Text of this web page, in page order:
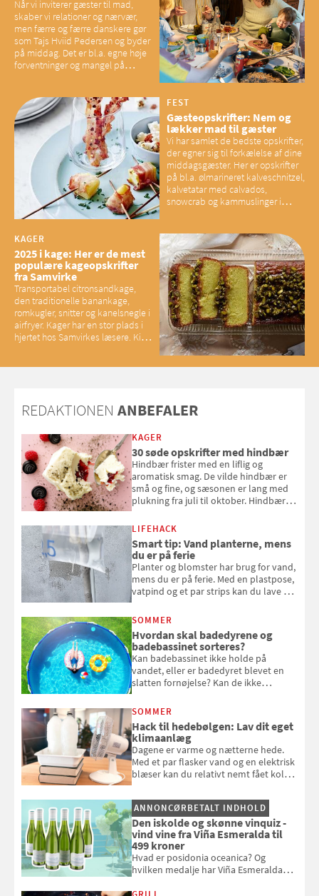
Når vi inviterer gæster til mad,
skaber vi relationer og nærvær,
men færre og færre danskere gør
som Tajs Hviid Pedersen og byder
på middag. Det er bl.a. egne høje
forventninger og mangel på
have konsekvenser for vores
sociale fællesskaber
FEST
Gæsteopskrifter: Nem og
lækker mad til gæster
Vi har samlet de bedste opskrifter,
der egner sig til forkælelse af dine
middagsgæster. Her er opskrifter
på bl.a. ølmarineret kalveschnitzel,
kalvetatar med calvados,
snowcrab og kammuslinger i
KAGER
2025 i kage: Her er de mest
populære kageopskrifter
fra Samvirke
Transportabel citronsandkage,
den traditionelle banankage,
romkugler, snitter og kanelsnegle i
airfryer. Kager har en stor plads i
hjertet hos Samvirkes læsere. Kig
REDAKTIONEN ANBEFALER
KAGER
30 søde opskrifter med hindbær
Hindbær frister med en liflig og
aromatisk smag. De vilde hindbær er
små og fine, og sæsonen er lang med
plukning fra juli til oktober. Hindbær
kan bruge dine hindbær i alt fra
bagværk og salater til is og syltning.
LIFEHACK
Smart tip: Vand planterne, mens
du er på ferie
Planter og blomster har brug for vand,
mens du er på ferie. Med en plastpose,
vatpind og et par strips kan du lave dit
at bede naboen om at vande eller
komme hjem til døde planter
SOMMER
Hvordan skal badedyrene og
badebassinet sorteres?
Kan badebassinet ikke holde på
vandet, eller er badedyret blevet en
slatten fornøjelse? Kan de ikke
opmærksom, når du smider
badebassinet eller et badedyr ud
SOMMER
Hack til hedebølgen: Lav dit eget
klimaanlæg
Dagene er varme og nætterne hede.
Med et par flasker vand og en elektrisk
blæser kan du relativt nemt fået koldt
og se, hvordan du gør
ANNONCØRBETALT INDHOLD
Den iskolde og skønne vinquiz -
vind vine fra Viña Esmeralda til
499 kroner
Hvad er posidonia oceanica? Og
hvilken medalje har Viña Esmeralda